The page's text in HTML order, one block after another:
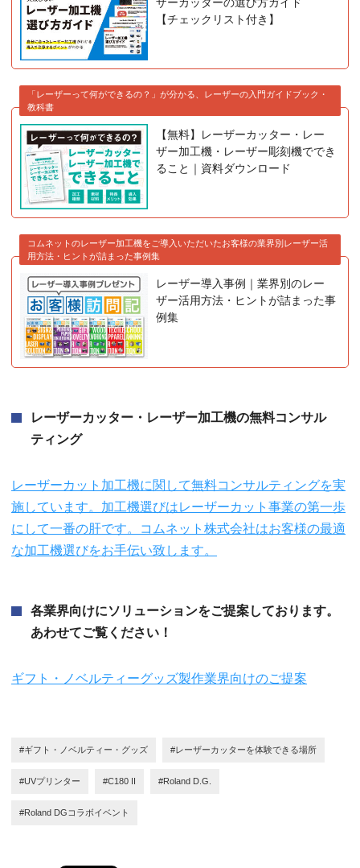
【チェックリスト付き】
「レーザーって何ができるの？」が分かる、レーザーの入門ガイドブック・
教科書
【無料】レーザーカッター・レー
ザー加工機・レーザー彫刻機ででき
ること｜資料ダウンロード
コムネットのレーザー加工機をご導入いただいたお客様の業界別レーザー活
用方法・ヒントが詰まった事例集
レーザー導入事例｜業界別のレー
ザー活用方法・ヒントが詰まった事
例集
レーザーカッター・レーザー加工機の無料コンサル
ティング
レーザーカット加工機に関して無料コンサルティングを実
施しています。加工機選びはレーザーカット事業の第一歩
にして一番の肝です。コムネット株式会社はお客様の最適
な加工機選びをお手伝い致します。
各業界向けにソリューションをご提案しております。
あわせてご覧ください！
ギフト・ノベルティーグッズ製作業界向けのご提案
#ギフト・ノベルティー・グッズ #レーザーカッターを体験できる場所
#UVプリンター #C180 II #Roland D.G.
#Roland DGコラボイベント